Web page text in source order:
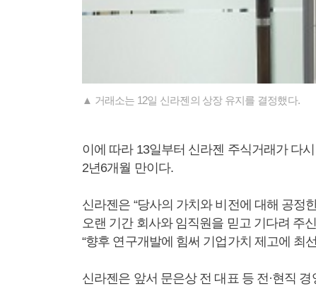
▲ 거래소는 12일 신라젠의 상장 유지를 결정했다.
이에 따라 13일부터 신라젠 주식거래가 다
2년6개월 만이다.
신라젠은 “당사의 가치와 비전에 대해 공정
오랜 기간 회사와 임직원을 믿고 기다려 주
“향후 연구개발에 힘써 기업가치 제고에 최
신라젠은 앞서 문은상 전 대표 등 전·현직